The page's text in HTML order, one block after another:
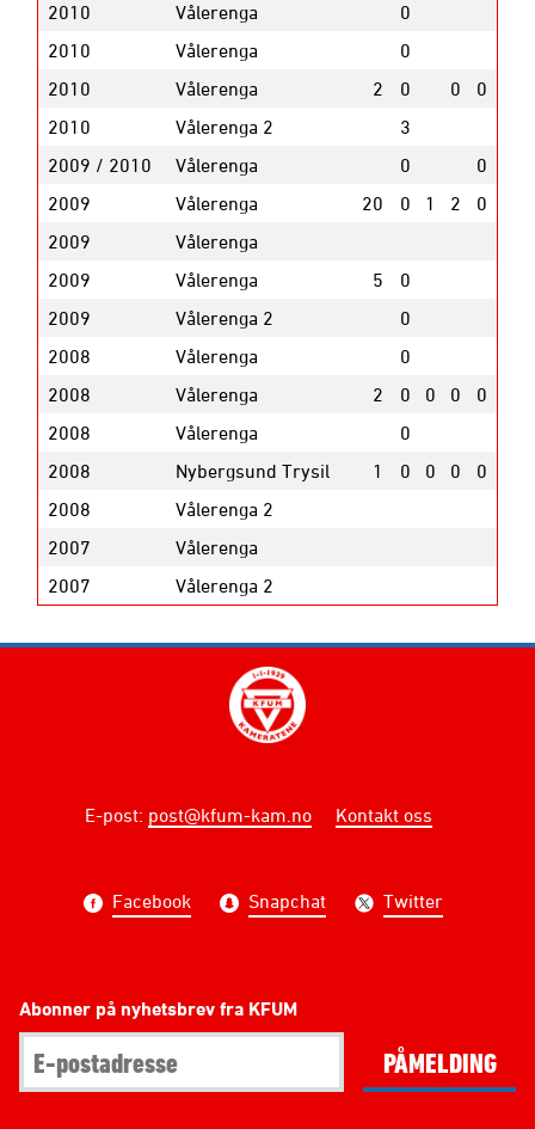
2010
Vålerenga
0
2010
Vålerenga
0
2010
Vålerenga 2 0 0
0
2010
Vålerenga 2
3
2009 / 2010
Vålerenga 0
0
2009
Vålerenga 20 0 1 2
0
2009
Vålerenga
2009
Vålerenga 5
0
2009
Vålerenga 2
0
2008
Vålerenga
0
2008
Vålerenga 2 0 0 0
0
2008
Vålerenga
0
2008
Nybergsund Trysil 1 0 0 0
0
2008
Vålerenga 2
2007
Vålerenga
2007
Vålerenga 2
E-post: post@kfum-kam.no Kontakt oss
Facebook Snapchat Twitter
Abonner på nyhetsbrev fra KFUM
PÅMELDING